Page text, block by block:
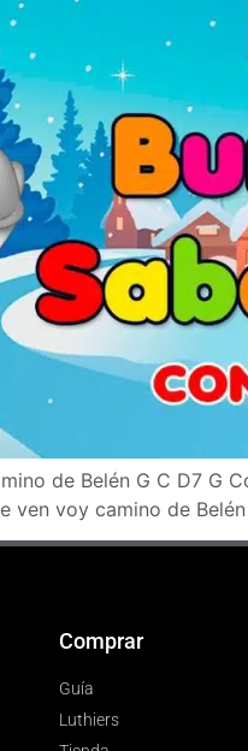
de Belén G C D7 G
ven voy camino de
Comprar
Guía
Luthiers